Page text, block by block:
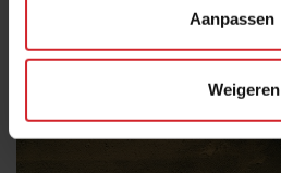
Aanpassen
Weigeren